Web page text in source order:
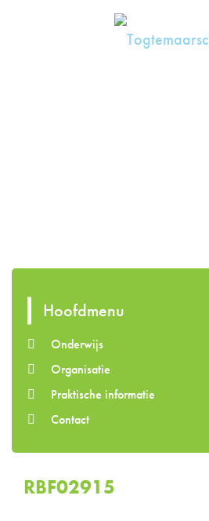
Hoofdmenu
Onderwijs
Organisatie
Praktische informatie
Contact
RBF02915